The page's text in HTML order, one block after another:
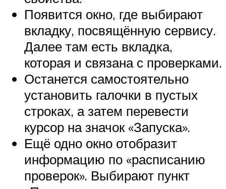
Появится окно, где выбирают
вкладку, посвящённую сервису.
Далее там есть вкладка,
которая и связана с проверками.
Останется самостоятельно
установить галочки в пустых
строках, а затем перевести
курсор на значок «Запуска».
Ещё одно окно отобразит
информацию по «расписанию
проверок». Выбирают пункт